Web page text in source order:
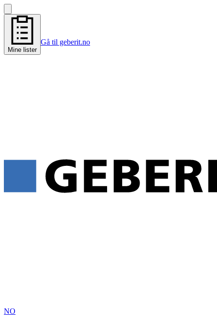
Mine lister
Gå til geberit.no
NO